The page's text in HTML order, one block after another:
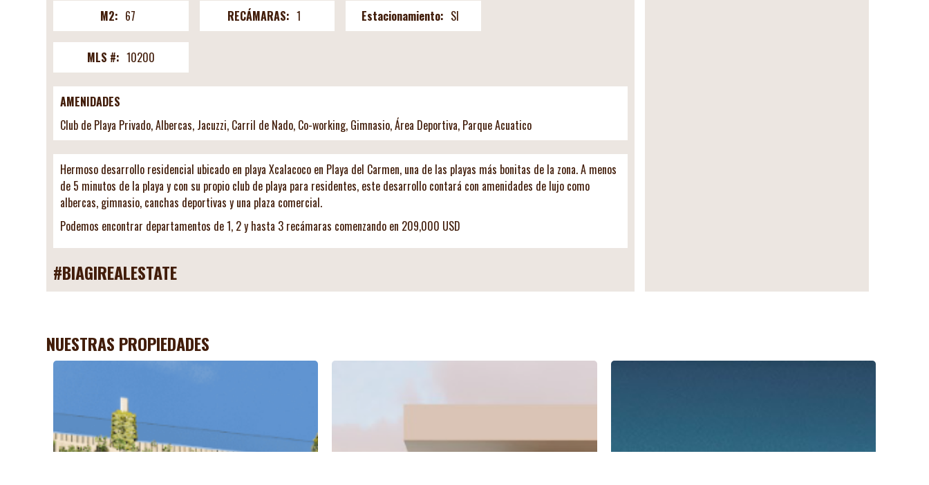
M2: 67 RECÁMARAS: 1 Estacionamiento: SI
MLS #: 10200
AMENIDADES
Club de Playa Privado, Albercas, Jacuzzi, Carril de Nado, Co-working, Gimnasio, Área Deportiva, Parque Acuatico
Hermoso desarrollo residencial ubicado en playa Xcalacoco en Playa del Carmen, una de las playas más bonitas de la zona. A menos
de 5 minutos de la playa y con su propio club de playa para residentes, este desarrollo contará con amenidades de lujo como
albercas, gimnasio, canchas deportivas y una plaza comercial.
Podemos encontrar departamentos de 1, 2 y hasta 3 recámaras comenzando en 209,000 USD
#BIAGIREALESTATE
NUESTRAS PROPIEDADES